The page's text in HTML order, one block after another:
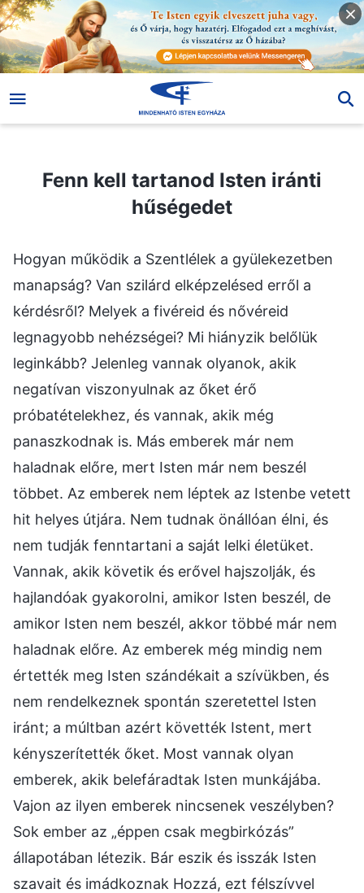
Fenn kell tartanod Isten iránti hűségedet
Fenn kell tartanod Isten iránti
hűségedet
Hogyan működik a Szentlélek a gyülekezetben
manapság? Van szilárd elképzelésed erről a
kérdésről? Melyek a fivéreid és nővéreid
legnagyobb nehézségei? Mi hiányzik belőlük
leginkább? Jelenleg vannak olyanok, akik
negatívan viszonyulnak az őket érő
próbatételekhez, és vannak, akik még
panaszkodnak is. Más emberek már nem
haladnak előre, mert Isten már nem beszél
többet. Az emberek nem léptek az Istenbe vetett
hit helyes útjára. Nem tudnak önállóan élni, és
nem tudják fenntartani a saját lelki életüket.
Vannak, akik követik és erővel hajszolják, és
hajlandóak gyakorolni, amikor Isten beszél, de
amikor Isten nem beszél, akkor többé már nem
haladnak előre. Az emberek még mindig nem
értették meg Isten szándékait a szívükben, és
nem rendelkeznek spontán szeretettel Isten
iránt; a múltban azért követték Istent, mert
kényszerítették őket. Most vannak olyan
emberek, akik belefáradtak Isten munkájába.
Vajon az ilyen emberek nincsenek veszélyben?
Sok ember az „éppen csak megbirkózás”
állapotában létezik. Bár eszik és isszák Isten
szavait és imádkoznak Hozzá, ezt félszívvel